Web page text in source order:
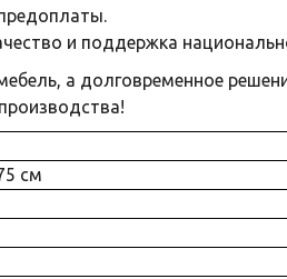
и поддержка
а долговременное
см